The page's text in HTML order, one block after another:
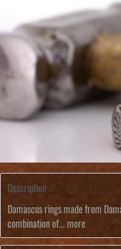
Description
Damascus rings made from
combination of... more